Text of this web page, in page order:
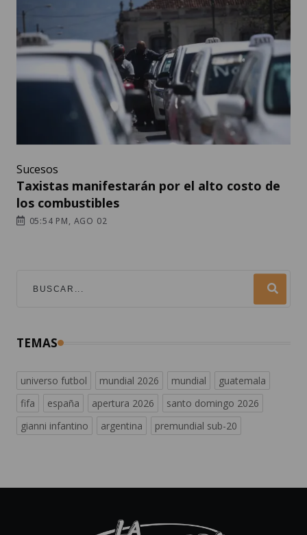
Sucesos
Taxistas manifestarán por el alto costo de
los combustibles
05:54 PM, AGO 02
TEMAS
universo futbol mundial 2026 mundial
guatemala
fifa
españa apertura 2026
santo domingo 2026
gianni infantino
argentina premundial sub-20